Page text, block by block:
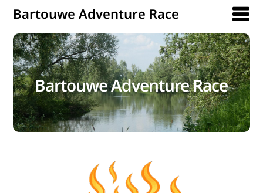
Bartouwe Adventure Race
Bartouwe Adventure Race